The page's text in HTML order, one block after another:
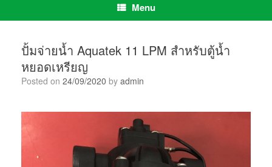
Menu
ปั้มจ่ายน้ำ Aquatek 11 LPM สำหรับตู้น้ำ
หยอดเหรียญ
Posted on 24/09/2020 by admin